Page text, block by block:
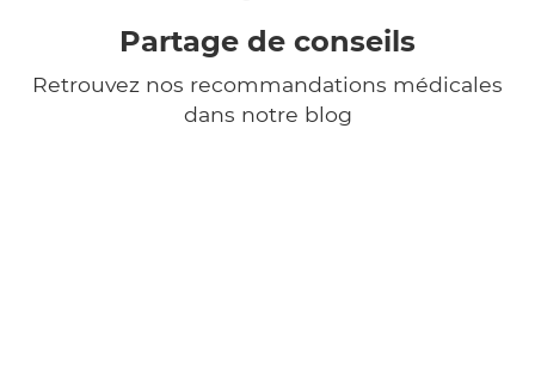
Partage de conseils
Retrouvez nos recommandations médicales
dans notre blog